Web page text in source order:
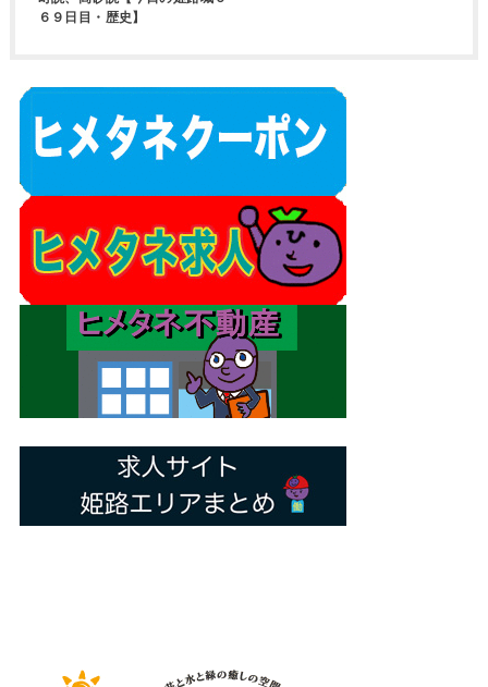
６９日目・歴史】